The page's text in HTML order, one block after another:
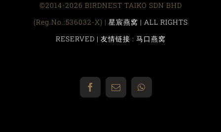
©2014-2026 BIRDNEST TAIKO SDN BHD
(Reg.No.:536032-X) | 星宸燕窝 | ALL RIGHTS
RESERVED | 友情链接 : 马口燕窝
FacebookEmail WhatsApp